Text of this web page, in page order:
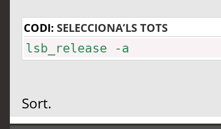
CODI: SELECCIONA’LS TOTS
lsb_release -a
Sort.